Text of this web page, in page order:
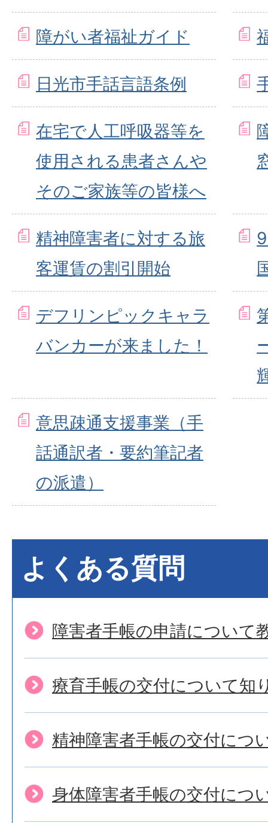
障がい者福祉ガイド
日光市手話言語条例
在宅で人工呼吸器等を
使用される患者さんや
そのご家族等の皆様へ
精神障害者に対する旅
客運賃の割引開始
デフリンピックキャラ
バンカーが来ました！
意思疎通支援事業（手
話通訳者・要約筆記者
の派遣）
よくある質問
障害者手帳の申請について
療育手帳の交付について知
精神障害者手帳の交付につ
身体障害者手帳の交付につ